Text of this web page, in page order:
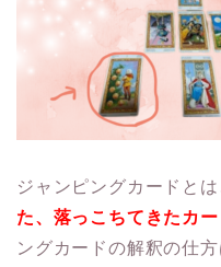
ジャンピングカードとは
た、落っこちてきたカー
ングカードの解釈の仕